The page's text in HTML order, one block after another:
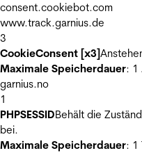
consent.cookiebot.com
www.track.garnius.de
3
CookieConsent [x3]
Maximale Speicherdauer: 1
garnius.no
1
PHPSESSIDBehält die
bei.
Maximale Speicherdauer: 1